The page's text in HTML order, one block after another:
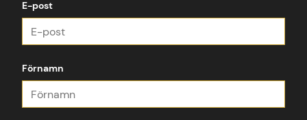
E-post
Förnamn